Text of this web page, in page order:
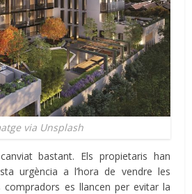
via Unsplash
bastant. Els propietaris han
urgència a l’hora de vendre les
compradors es llancen per evitar la